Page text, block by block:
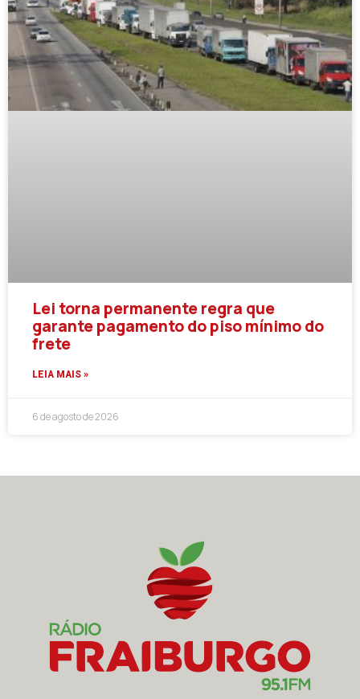
Lei torna permanente regra que
garante pagamento do piso mínimo do
frete
LEIA MAIS »
6 de agosto de 2026